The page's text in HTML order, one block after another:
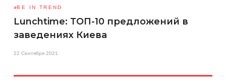
BE IN TREND
Lunchtime: ТОП-10 предложений в
заведениях Киева
22 Сентября 2021